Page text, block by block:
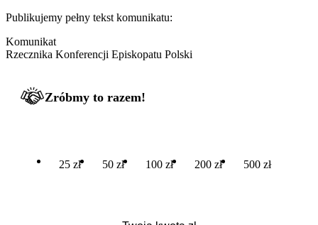
Publikujemy pełny tekst komunikatu:
Komunikat
Rzecznika Konferencji Episkopatu Polski
Zróbmy to razem!
25 zł 50 zł 100 zł 200 zł 500 zł